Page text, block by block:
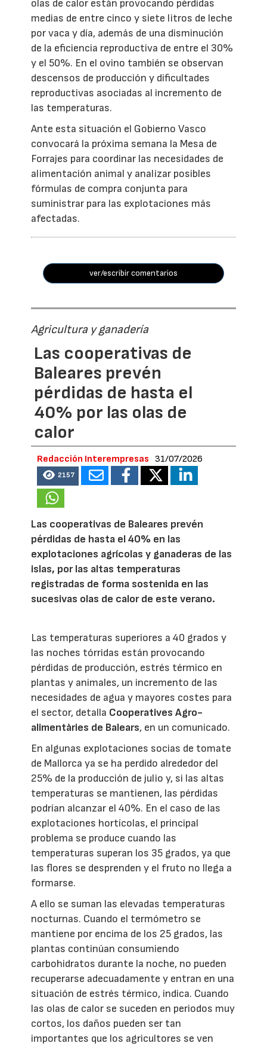
olas de calor están provocando pérdidas
medias de entre cinco y siete litros de leche
por vaca y día, además de una disminución
de la eficiencia reproductiva de entre el 30%
y el 50%. En el ovino también se observan
descensos de producción y dificultades
reproductivas asociadas al incremento de
las temperaturas.
Ante esta situación el Gobierno Vasco
convocará la próxima semana la Mesa de
Forrajes para coordinar las necesidades de
alimentación animal y analizar posibles
fórmulas de compra conjunta para
suministrar para las explotaciones más
afectadas.
ver/escribir comentarios
Agricultura y ganadería
Las cooperativas de
Baleares prevén
pérdidas de hasta el
40% por las olas de
calor
Redacción Interempresas 31/07/2026
2157
Las cooperativas de Baleares prevén
pérdidas de hasta el 40% en las
explotaciones agrícolas y ganaderas de las
islas, por las altas temperaturas
registradas de forma sostenida en las
sucesivas olas de calor de este verano.
Las temperaturas superiores a 40 grados y
las noches tórridas están provocando
pérdidas de producción, estrés térmico en
plantas y animales, un incremento de las
necesidades de agua y mayores costes para
el sector, detalla Cooperatives Agro-
alimentàries de Balears, en un comunicado.
En algunas explotaciones socias de tomate
de Mallorca ya se ha perdido alrededor del
25% de la producción de julio y, si las altas
temperaturas se mantienen, las pérdidas
podrían alcanzar el 40%. En el caso de las
explotaciones hortícolas, el principal
problema se produce cuando las
temperaturas superan los 35 grados, ya que
las flores se desprenden y el fruto no llega a
formarse.
A ello se suman las elevadas temperaturas
nocturnas. Cuando el termómetro se
mantiene por encima de los 25 grados, las
plantas continúan consumiendo
carbohidratos durante la noche, no pueden
recuperarse adecuadamente y entran en una
situación de estrés térmico, indica. Cuando
las olas de calor se suceden en periodos muy
cortos, los daños pueden ser tan
importantes que los agricultores se ven